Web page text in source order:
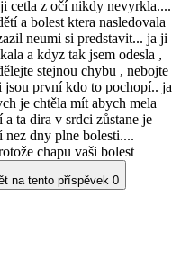
cetla z očí nikdy nevyrkla....
a bolest ktera nasledovala
neumi si predstavit... ja ji
a kdyz tak jsem odesla ,
stejnou chybu , nebojte
první kdo to pochopí.. ja
je chtěla mít abych mela
ta dira v srdci zůstane je
nez dny plne bolesti....
chapu vaši bolest
na tento příspěvek 0